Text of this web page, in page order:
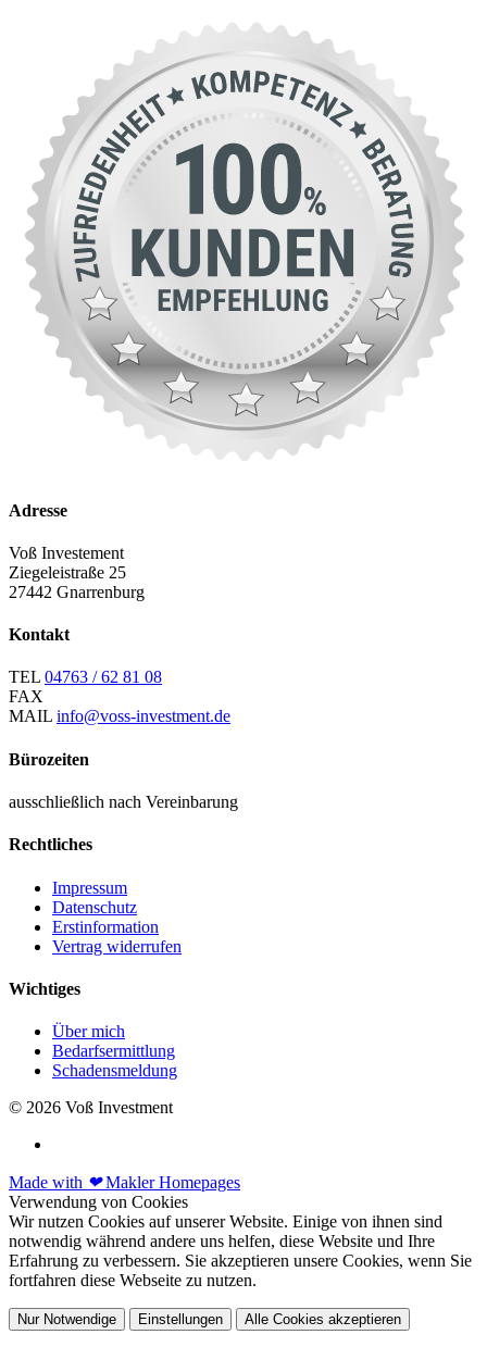
Adresse
Voß Investement
Ziegeleistraße 25
27442 Gnarrenburg
Kontakt
TEL 04763 / 62 81 08
FAX
MAIL info@voss-investment.de
Bürozeiten
ausschließlich nach Vereinbarung
Rechtliches
Impressum
Datenschutz
Erstinformation
Vertrag widerrufen
Wichtiges
Über mich
Bedarfsermittlung
Schadensmeldung
© 2026 Voß Investment
Made with ❤Makler Homepages
Verwendung von Cookies
Wir nutzen Cookies auf unserer Website. Einige von ihnen sind
notwendig während andere uns helfen, diese Website und Ihre
Erfahrung zu verbessern. Sie akzeptieren unsere Cookies, wenn Sie
fortfahren diese Webseite zu nutzen.
Nur Notwendige Einstellungen Alle Cookies akzeptieren